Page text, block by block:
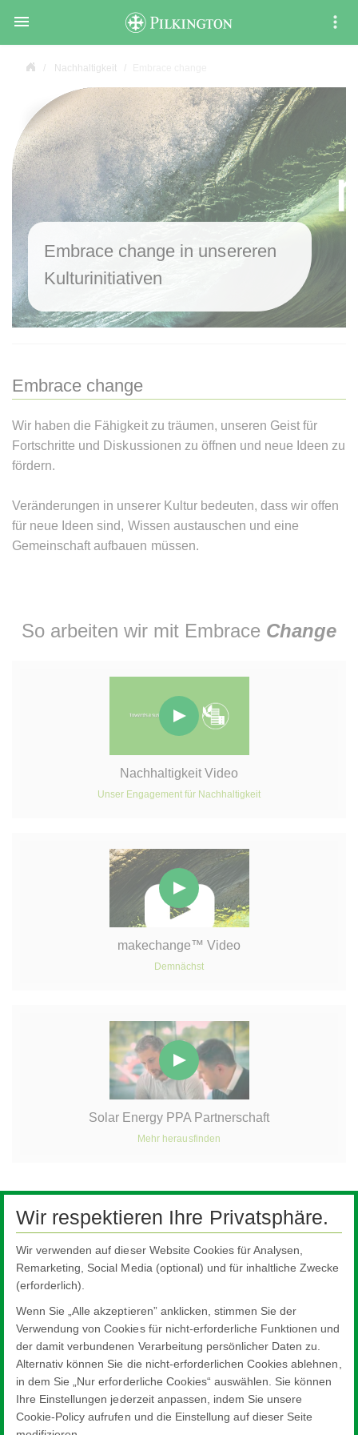

Nachhaltigkeit
Embrace change in unsereren
Kulturinitiativen
Embrace change
Wir haben die Fähigkeit zu träumen, unseren Geist für
Fortschritte und Diskussionen zu öffnen und neue Ideen zu
fördern.
Veränderungen in unserer Kultur bedeuten, dass wir offen
für neue Ideen sind, Wissen austauschen und eine
Gemeinschaft aufbauen müssen.
So arbeiten wir mit Embrace Change
Nachhaltigkeit Video
Unser Engagement für Nachhaltigkeit
makechange™ Video
Demnächst
Solar Energy PPA Partnerschaft
Mehr herausfinden
Embrace change
Design for change
Deliver change
Umweltproduktdeklarationen
ISO Zertifikate
FAQs zur Nachhaltigkeit
Renew:glass
Wir respektieren Ihre Privatsphäre.
Wir verwenden auf dieser Website Cookies für Analysen,
Remarketing, Social Media (optional) und für inhaltliche Zwecke
(erforderlich).
Wenn Sie „Alle akzeptieren” anklicken, stimmen Sie der
Verwendung von Cookies für nicht-erforderliche Funktionen und
der damit verbundenen Verarbeitung persönlicher Daten zu.
Alternativ können Sie die nicht-erforderlichen Cookies ablehnen,
in dem Sie „Nur erforderliche Cookies“ auswählen. Sie können
Ihre Einstellungen jederzeit anpassen, indem Sie unsere
Cookie-Policy aufrufen und die Einstellung auf dieser Seite